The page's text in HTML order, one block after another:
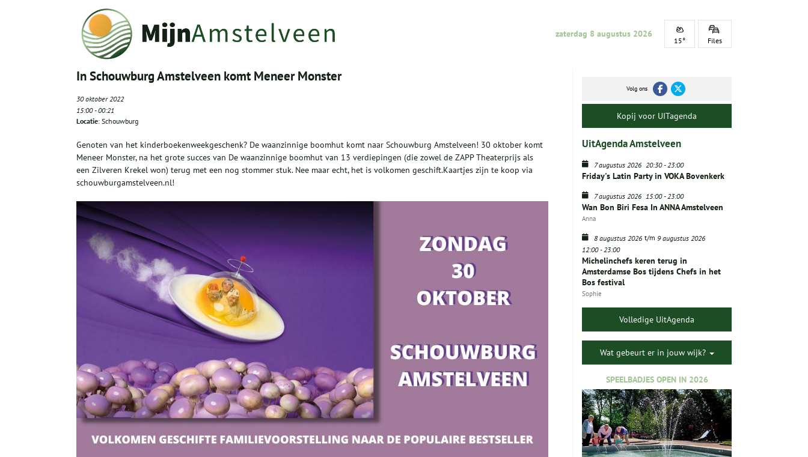
zaterdag 8 augustus 2026
15° Files
In Schouwburg Amstelveen komt Meneer Monster
30 oktober 2022
15:00-00:21
Locatie: Schouwburg
Genoten van het kinderboekenweekgeschenk? De waanzinnige boomhut komt naar Schouwburg Amstelveen! 30 oktober komt
Meneer Monster, na het grote succes van De waanzinnige boomhut van 13 verdiepingen (die zowel de ZAPP Theaterprijs als
een Zilveren Krekel won) terug met een nog stommer stuk. Nee maar echt, het is volkomen geschift.Kaartjes zijn te koop via
schouwburgamstelveen.nl!
Volg ons
Kopij voor UITagenda
UitAgenda Amstelveen
7 augustus 2026 20:30-23:00
Friday's Latin Party in VOKA Bovenkerk
7 augustus 2026 15:00-23:00
Wan Bon Biri Fesa In ANNA Amstelveen
Anna
8 augustus 2026 t/m 9 augustus 2026
12:00-23:00
Michelinchefs keren terug in
Amsterdamse Bos tijdens Chefs in het
Bos festival
Sophie
Volledige UitAgenda
Wat gebeurt er in jouw wijk?
SPEELBADJES OPEN IN 2026